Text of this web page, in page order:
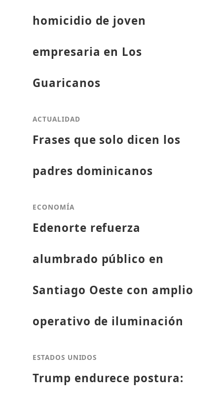
homicidio de joven
empresaria en Los
Guaricanos
ACTUALIDAD
Frases que solo dicen los
padres dominicanos
ECONOMÍA
Edenorte refuerza
alumbrado público en
Santiago Oeste con amplio
operativo de iluminación
ESTADOS UNIDOS
Trump endurece postura: